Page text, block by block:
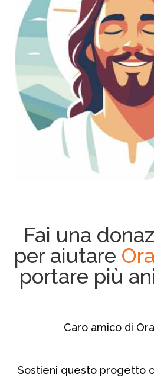
Fai una
per aiutare
portare più
Caro amico di
Sostieni questo progetto